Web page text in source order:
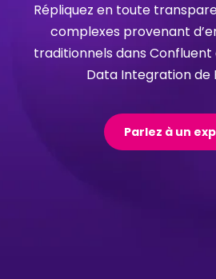
Répliquez en toute
complexes provenant
traditionnels dans Confluent
Data Integration de
Parlez à un